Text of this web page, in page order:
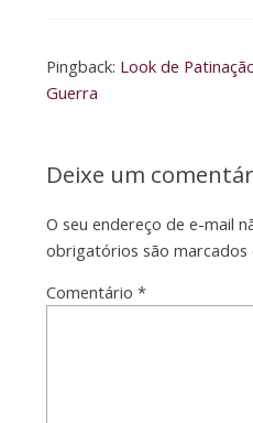
Pingback: Look de
Guerra
Deixe um
O seu endereço de e-mail
obrigatórios são marcados
Comentário *